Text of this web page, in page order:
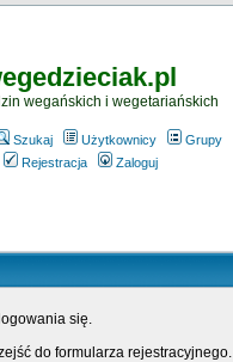
wegańskich i wegetariańskich
Szukaj Użytkownicy
Grupy
Rejestracja
Zaloguj
się.
do formularza rejestracyjnego.